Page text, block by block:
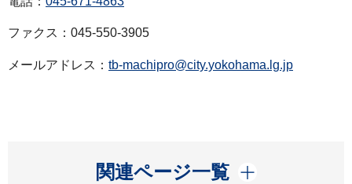
ファクス：045-550-3905
メールアドレス： tb-machipro@city.yokohama.lg.jp
関連ページ一覧
開く